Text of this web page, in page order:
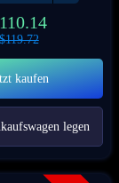
110.14
119.72
kaufen
legen